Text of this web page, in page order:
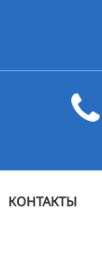
КОНТАКТЫ